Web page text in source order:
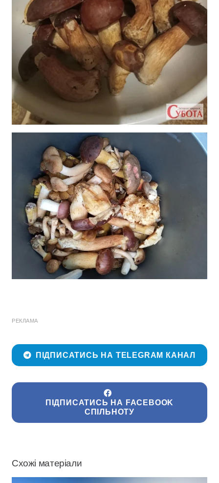
РЕКЛАМА
ПІДПИСАТИСЬ НА TELEGRAM КАНАЛ
ПІДПИСАТИСЬ НА FACEBOOK
СПІЛЬНОТУ
Схожі матеріали